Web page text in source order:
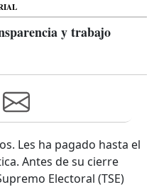
y trabajo
Les ha pagado hasta el
Antes de su cierre
Electoral (TSE)